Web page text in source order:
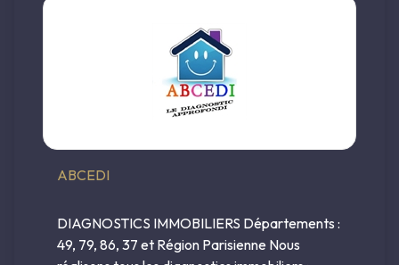
ABCEDI
DIAGNOSTICS IMMOBILIERS Départements :
49, 79, 86, 37 et Région Parisienne Nous